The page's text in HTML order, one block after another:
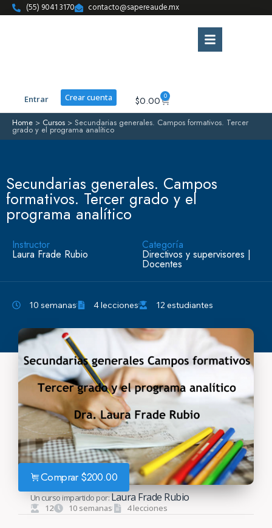
(55) 9041 3170 contacto@sapereaude.mx
Entrar Crear cuenta $0.00 0
Home > Cursos > Secundarias generales. Campos formativos. Tercer
grado y el programa analítico
Secundarias generales. Campos
formativos. Tercer grado y el
programa analítico
Instructor
Laura Frade Rubio
Categoría
Directivos y supervisores |
Docentes
10 semanas 4 lecciones 12 estudiantes
Comprar $200.00
Un curso impartido por:Laura Frade Rubio
12 10 semanas 4 lecciones